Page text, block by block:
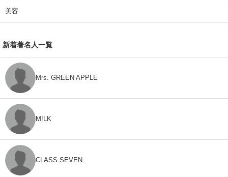
美容
新着著名人一覧
Mrs. GREEN APPLE
M!LK
CLASS SEVEN